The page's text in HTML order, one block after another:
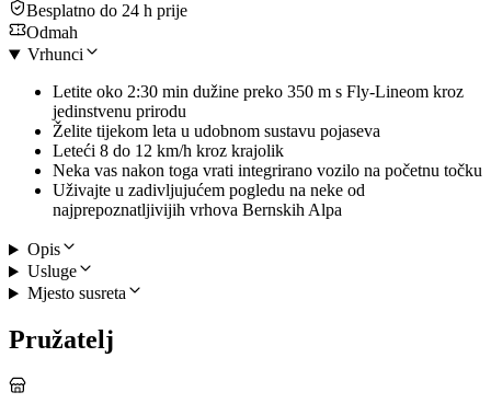
Besplatno do 24 h prije
Odmah
Vrhunci
Letite oko 2:30 min dužine preko 350 m s Fly-Lineom kroz
jedinstvenu prirodu
Želite tijekom leta u udobnom sustavu pojaseva
Leteći 8 do 12 km/h kroz krajolik
Neka vas nakon toga vrati integrirano vozilo na početnu točku
Uživajte u zadivljujućem pogledu na neke od
najprepoznatljivijih vrhova Bernskih Alpa
Opis
Usluge
Mjesto susreta
Pružatelj